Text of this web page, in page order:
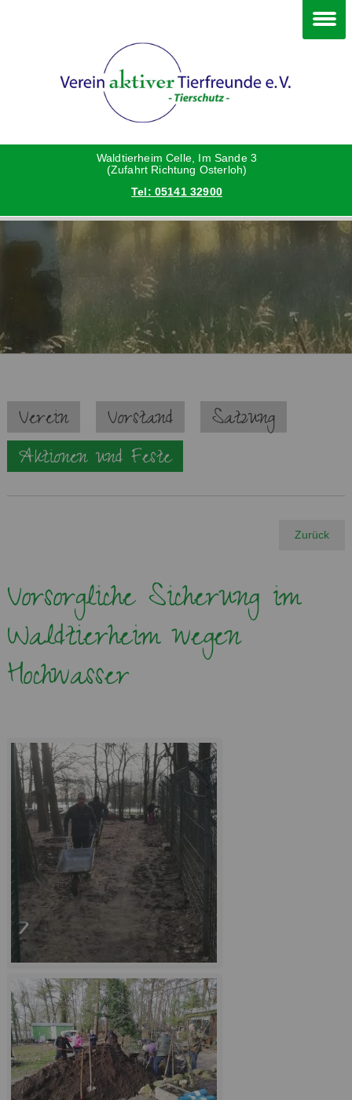
Waldtierheim Celle, Im Sande 3
(Zufahrt Richtung Osterloh)
Tel: 05141 32900
Navigation
überspringen
Verein Vorstand
Satzung
Aktionen und Feste
Zurück
Vorsorgliche Sicherung im
Waldtierheim wegen
Hochwasser
Katzen
Vermittlungshilfe privat
Grüße vom neuen Zuhause
Hunde
Kleintiere
Danke an die Helfer